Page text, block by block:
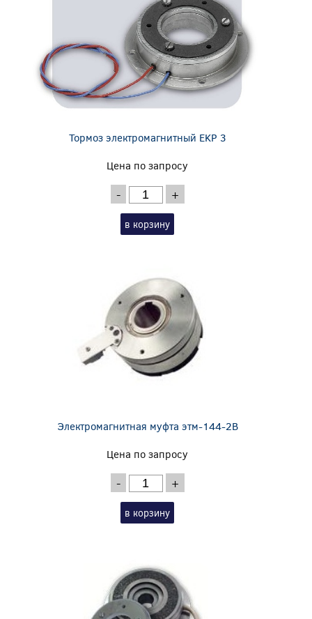
Тормоз электромагнитный EKP 3
Цена по запросу
- +
в корзину
Электромагнитная муфта этм-144-2В
Цена по запросу
- +
в корзину